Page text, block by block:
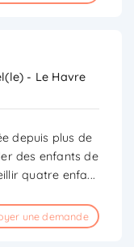
- Le Havre
depuis plus de
des enfants de
quatre enfa...
une demande